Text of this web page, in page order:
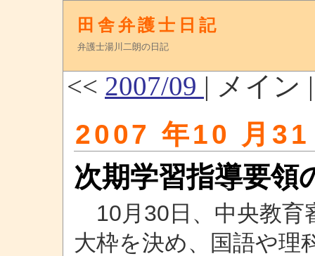
田舎弁護士日記
弁護士湯川二朗の日記
<< 2007/09 | メイン
2007 年10 月
次期学習指導要領
10月30日、中央教育
大枠を決め、国語や理